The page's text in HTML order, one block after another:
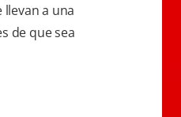
llevan a una
de que sea